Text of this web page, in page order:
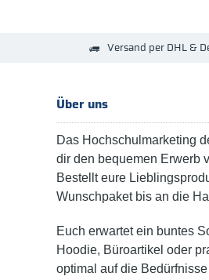
Versand per DHL &
Über uns
Das Hochschulmarketing
dir den bequemen Erwerb
Bestellt eure
Wunschpaket bis an die
Euch erwartet ein buntes
Hoodie, Büroartikel oder
optimal auf die